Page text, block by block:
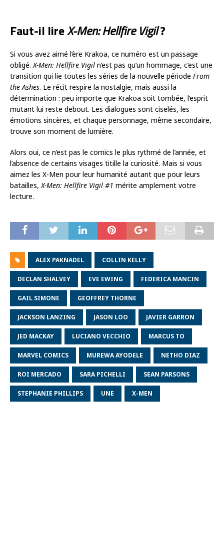
Faut-il lireX-Men: Hellfire Vigil?
Si vous avez aimé l’ère Krakoa, ce numéro est un passage
obligé. X-Men: Hellfire Vigil n’est pas qu’un hommage, c’est une
transition qui lie toutes les séries de la nouvelle période From
the Ashes. Le récit respire la nostalgie, mais aussi la
détermination : peu importe que Krakoa soit tombée, l’esprit
mutant lui reste debout. Les dialogues sont ciselés, les
émotions sincères, et chaque personnage, même secondaire,
trouve son moment de lumière.
Alors oui, ce n’est pas le comics le plus rythmé de l’année, et
l’absence de certains visages titille la curiosité. Mais si vous
aimez les X-Men pour leur humanité autant que pour leurs
batailles, X-Men: Hellfire Vigil #1 mérite amplement votre
lecture.
ALEX PAKNADEL COLLIN KELLY
DECLAN SHALVEY EVE EWING FEDERICA MANCIN
GAIL SIMONE GEOFFREY THORNE
JACKSON LANZING JASON LOO JAVIER GARRON
JED MACKAY LUCIANO VECCHIO MARCUS TO
MARVEL COMICS MUREWA AYODELE NETHO DIAZ
ROI MERCADO SARA PICHELLI SEAN PARSONS
STEPHANIE PHILLIPS UNE X-MEN